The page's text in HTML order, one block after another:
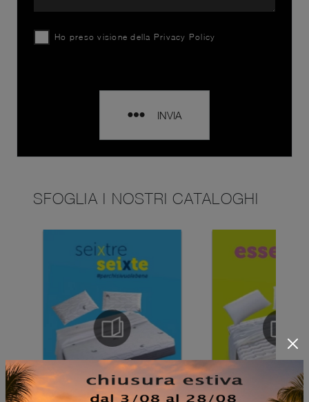
Ho preso visione della Privacy Policy
INVIA
SFOGLIA I NOSTRI CATALOGHI